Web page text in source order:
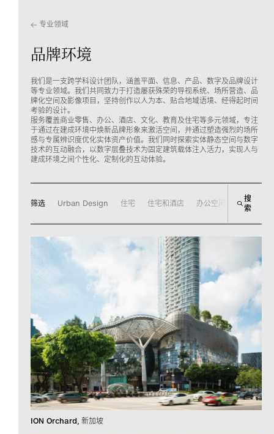
专业领域
品牌环境
我们是一支跨学科设计团队，涵盖平面、信息、产品、数字及品牌设计
等专业领域。我们共同致力于打造屡获殊荣的导视系统、场所营造、品
牌化空间及影像项目，坚持创作以人为本、贴合地域语境、经得起时间
考验的设计。
服务覆盖商业零售、办公、酒店、文化、教育及住宅等多元领域，专注
于通过在建成环境中焕新品牌形象来激活空间，并通过塑造强烈的场所
感与专属辨识度优化实体资产价值。我们同时探索实体静态空间与数字
技术的互动融合，以数字层叠技术为固定建筑载体注入活力，实现人与
建成环境之间个性化、定制化的互动体验。
筛选 Urban Design 住宅 住宅和酒店 办公空间 商业零售
搜
索
ION Orchard 新加坡